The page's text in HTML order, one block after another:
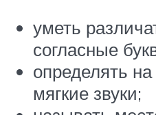
уметь
согласные
определять
мягкие звуки;